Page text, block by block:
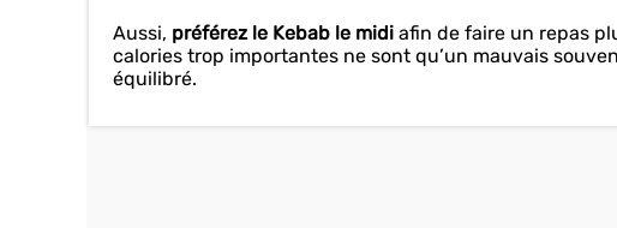
Aussi, préférez le Kebab le midi afin de faire un repas
calories trop importantes ne sont qu’un mauvais
équilibré.